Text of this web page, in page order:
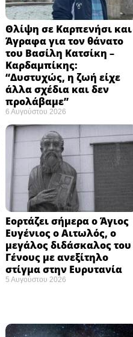
Θλίψη σε Καρπενήσι και
Άγραφα για τον θάνατο
του Βασίλη Κατσίκη –
Καρδαμπίκης:
“Δυστυχώς, η ζωή είχε
άλλα σχέδια και δεν
προλάβαμε”
6 Αυγούστου 2026
Εορτάζει σήμερα ο Άγιος
Ευγένιος ο Αιτωλός, ο
μεγάλος διδάσκαλος του
Γένους με ανεξίτηλο
στίγμα στην Ευρυτανία
5 Αυγούστου 2026